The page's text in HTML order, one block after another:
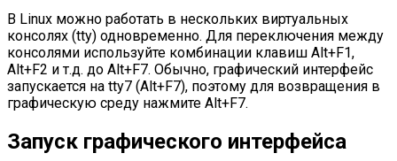
В Linux можно работать в нескольких виртуальных
консолях (tty) одновременно. Для переключения между
консолями используйте комбинации клавиш Alt+F1,
Alt+F2 и т.д. до Alt+F7. Обычно, графический интерфейс
запускается на tty7 (Alt+F7), поэтому для возвращения в
графическую среду нажмите Alt+F7.
Запуск графического интерфейса